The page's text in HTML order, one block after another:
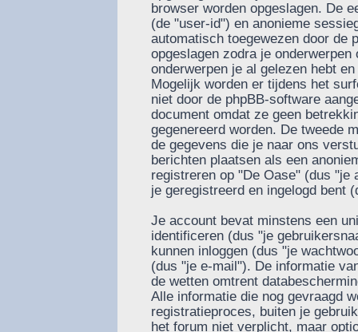
browser worden opgeslagen. De
(de "user-id") en anonieme
automatisch toegewezen door de
opgeslagen zodra je
onderwerpen je al gelezen hebt
Mogelijk worden er tijdens het
niet door de phpBB-software
document omdat ze geen
gegenereerd worden. De tweede
de gegevens die je naar ons
berichten plaatsen als een
registreren op "De Oase" (dus "je
je geregistreerd en ingelogd bent
Je account bevat minstens een
identificeren (dus "je
kunnen inloggen (dus "je
(dus "je e-mail"). De informatie
de wetten omtrent
Alle informatie die nog gevraagd
registratieproces, buiten je
het forum niet verplicht, maar